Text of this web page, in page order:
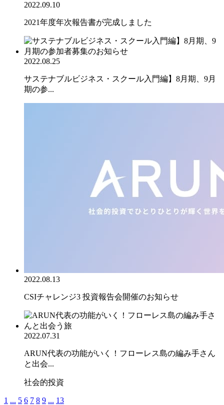
2022.09.10
2021年度年次報告書が完成しました
2022.08.25
サステナブルビジネス・スクール入門編】8月期、9月
期の参...
2022.08.13
CSIチャレンジ3 投資報告会開催のお知らせ
2022.07.31
ARUN代表の功能がいく！フローレス島の編み手さん
と出会...
社会的投資
1 ... 5 6 7 8 9 ... 13